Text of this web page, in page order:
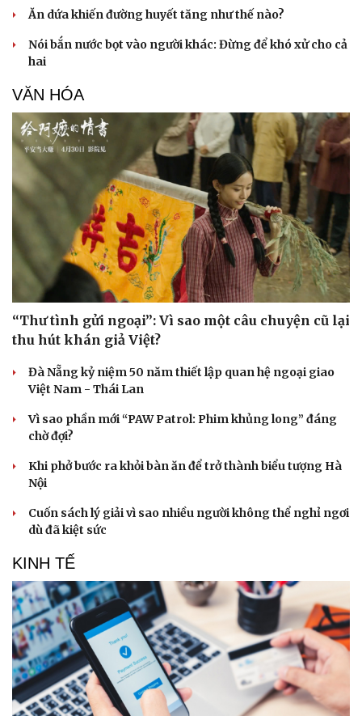
Doanh nghiệp
Thông tin doanh nghiệp
Doanh nghiệp 24h
Doanh nhân
Công nghệ
Sành điệu
Tin Công nghệ
Ăn dứa khiến đường huyết tăng như thế nào?
Nói bắn nước bọt vào người khác: Đừng để khó xử cho cả
hai
VĂN HÓA
“Thư tình gửi ngoại”: Vì sao một câu chuyện cũ lại
thu hút khán giả Việt?
Đà Nẵng kỷ niệm 50 năm thiết lập quan hệ ngoại giao
Việt Nam - Thái Lan
Vì sao phần mới “PAW Patrol: Phim khủng long” đáng
chờ đợi?
Khi phở bước ra khỏi bàn ăn để trở thành biểu tượng Hà
Nội
Cuốn sách lý giải vì sao nhiều người không thể nghỉ ngơi
dù đã kiệt sức
KINH TẾ